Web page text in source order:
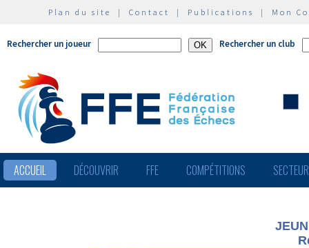
Plan du site | Contact | Publications | Mon
Rechercher un joueur Rechercher un club
ACCUEIL DÉCOUVRIR FFE COMPÉTITIONS